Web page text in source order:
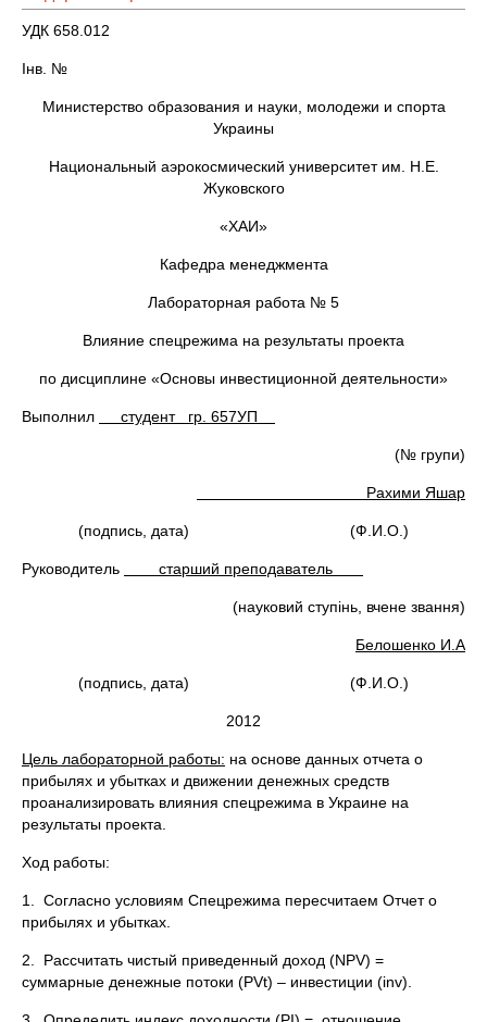
УДК 658.012
Інв. №
Министерство образования и науки, молодежи и спорта
Украины
Национальный аэрокосмический университет им. Н.Е.
Жуковского
«ХАИ»
Кафедра менеджмента
Лабораторная работа № 5
Влияние спецрежима на результаты проекта
по дисциплине «Основы инвестиционной деятельности»
Выполнил студент гр. 657УП
(№ групи)
Рахими Яшар
(подпись, дата) (Ф.И.О.)
Руководитель старший преподаватель
(науковий ступінь, вчене звання)
Белошенко И.А
(подпись, дата) (Ф.И.О.)
2012
Цель лабораторной работы: на основе данных отчета о
прибылях и убытках и движении денежных средств
проанализировать влияния спецрежима в Украине на
результаты проекта.
Ход работы:
1. Согласно условиям Спецрежима пересчитаем Отчет о
прибылях и убытках.
2. Рассчитать чистый приведенный доход (NPV) =
суммарные денежные потоки (PVt) – инвестиции (inv).